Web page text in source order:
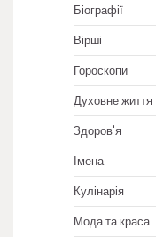
Біографії
Вірші
Гороскопи
Духовне життя
Здоров'я
Імена
Кулінарія
Мода та краса